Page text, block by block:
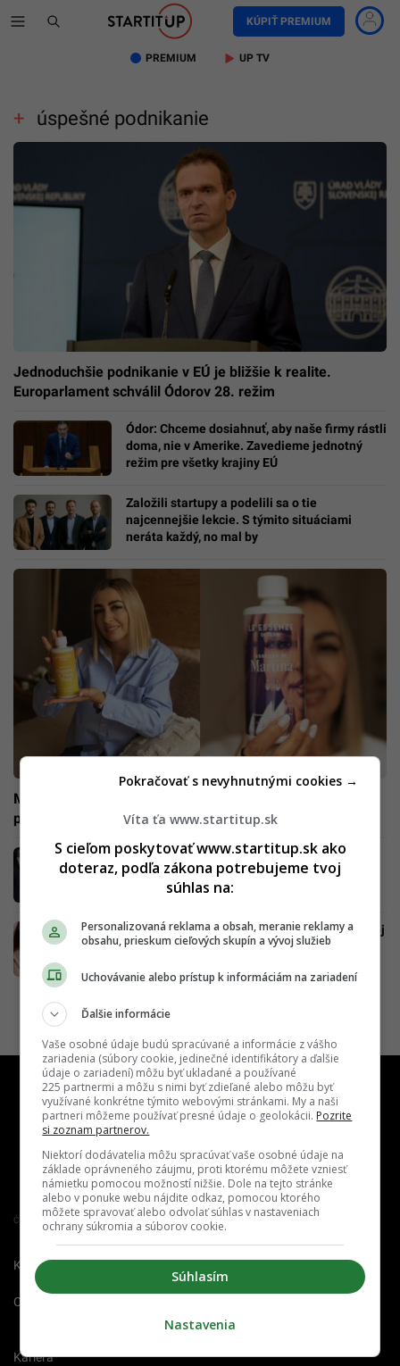
KÚPIŤ PREMIUM
PREMIUM UP TV
úspešné podnikanie
Jednoduchšie podnikanie v EÚ je bližšie k realite.
Europarlament schválil Ódorov 28. režim
Ódor: Chceme dosiahnuť, aby naše firmy rástli
doma, nie v Amerike. Zavedieme jednotný
režim pre všetky krajiny EÚ
Založili startupy a podelili sa o tie
najcennejšie lekcie. S týmito situáciami
neráta každý, no mal by
Martina vytvorila unikátny 5-miliónový biznis: „Zlom
prišiel, keď mi prestala stačiť vlastná obývačka“
Ako milionári objavili recept na úspech:
Vzorec, ktorý im pomohol zbohatnúť a odlíšil
od ostatných
Linda vytvorila z odpadu miliónový nápad. Jej
oblečenie z mlieka je na dotyk jemné ako
Člen združenia IAB Slovakia
Kontakt
O nás
Kariéra
Víta ťa www.startitup.sk
S cieľom poskytovať www.startitup.sk ako
doteraz, podľa zákona potrebujeme tvoj
súhlas na:
Personalizovaná reklama a obsah, meranie reklamy a
obsahu, prieskum cieľových skupín a vývoj služieb
Uchovávanie alebo prístup k informáciám na zariadení
Ďalšie informácie
Vaše osobné údaje budú spracúvané a informácie z vášho
zariadenia (súbory cookie, jedinečné identifikátory a ďalšie
údaje o zariadení) môžu byť ukladané a používané
225 partnermi a môžu s nimi byť zdieľané alebo môžu byť
využívané konkrétne týmito webovými stránkami. My a naši
partneri môžeme používať presné údaje o geolokácii. Pozrite
si zoznam partnerov.
Niektorí dodávatelia môžu spracúvať vaše osobné údaje na
základe oprávneného záujmu, proti ktorému môžete vzniesť
námietku pomocou možností nižšie. Dole na tejto stránke
alebo v ponuke webu nájdite odkaz, pomocou ktorého
môžete spravovať alebo odvolať súhlas v nastaveniach
ochrany súkromia a súborov cookie.
Súhlasím
Pokračovať s nevyhnutnými cookies →
Nastavenia